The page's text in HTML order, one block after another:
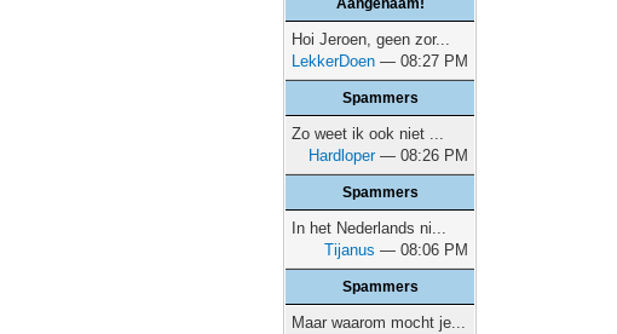
Aangenaam!
Hoi Jeroen, geen zor...
LekkerDoen — 08:27 PM
Spammers
Zo weet ik ook niet ...
Hardloper— 08:26 PM
Spammers
In het Nederlands ni...
Tijanus — 08:06 PM
Spammers
Maar waarom mocht je...